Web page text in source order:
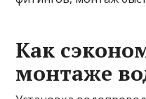
Как
монтаже